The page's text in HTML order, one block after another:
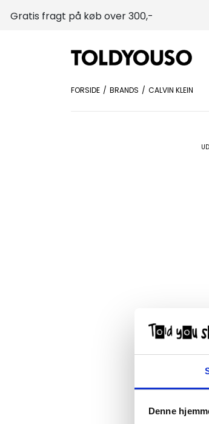
Denne
Gratis fragt på køb over 300,-
FORSIDE BRANDS CALVIN KLEIN